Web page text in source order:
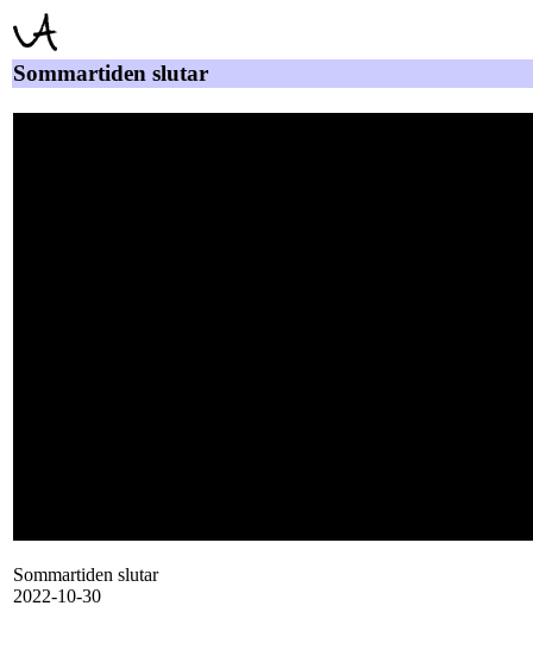
Sommartiden slutar
Sommartiden slutar
2022-10-30